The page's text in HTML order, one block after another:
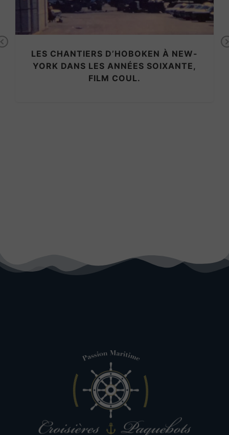
LES CHANTIERS D’HOBOKEN À NEW-
YORK DANS LES ANNÉES SOIXANTE,
FILM COUL.